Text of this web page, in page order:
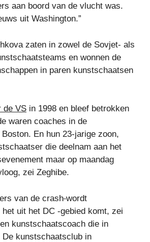
aan boord van de vlucht was.
uit Washington.”
zaten in zowel de Sovjet- als
en wonnen de
in paren kunstschaatsen
de VS in 1998 en bleef betrokken
waren coaches in de
En hun 23-jarige zoon,
die deelnam aan het
maar op maandag
zei Zeghibe.
van de crash wordt
het uit het DC -gebied komt, zei
kunstschaatscoach die in
De kunstschaatsclub in